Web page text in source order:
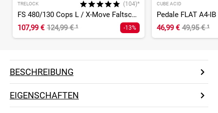
TRELOCK (104)*
FS 480/130 Cops L / X-Move Faltschloss
107,99 € 124,99 €¹ -13%
CUBE ACID
Pedale FLAT A4-
46,99 € 49,95 €¹
BESCHREIBUNG
EIGENSCHAFTEN